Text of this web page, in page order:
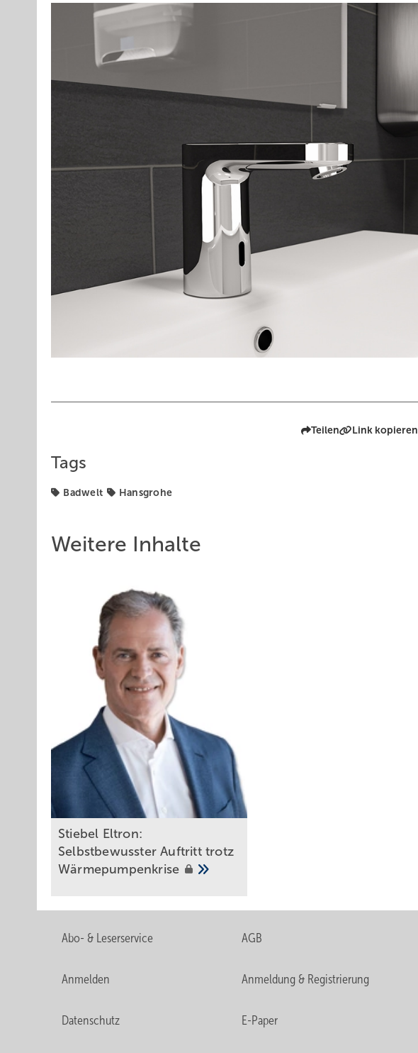
Teilen Link kopieren
Tags
Badwelt Hansgrohe
Weitere Inhalte
Stiebel Eltron:
Selbstbewusster Auftritt trotz
Wärmepumpenkrise
Abo- & Leserservice AGB
Anmelden Anmeldung & Registrierung
Datenschutz E-Paper